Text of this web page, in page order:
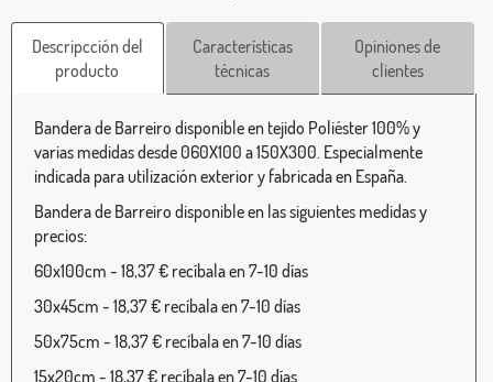
Descripcción del
producto
Características
técnicas
Opiniones de
clientes
Bandera de Barreiro disponible en tejido Poliéster 100% y
varias medidas desde 060X100 a 150X300. Especialmente
indicada para utilización exterior y fabricada en España.
Bandera de Barreiro disponible en las siguientes medidas y
precios:
60x100cm - 18,37 € recíbala en 7-10 días
30x45cm - 18,37 € recíbala en 7-10 días
50x75cm - 18,37 € recíbala en 7-10 días
15x20cm - 18,37 € recíbala en 7-10 días